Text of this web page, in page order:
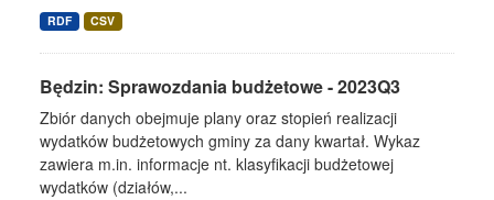
RDF CSV
Będzin: Sprawozdania budżetowe - 2023Q3
Zbiór danych obejmuje plany oraz stopień realizacji
wydatków budżetowych gminy za dany kwartał. Wykaz
zawiera m.in. informacje nt. klasyfikacji budżetowej
wydatków (działów,...